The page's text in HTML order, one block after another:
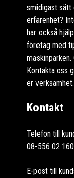
smidigast sätt
erfarenhet?
har också
företag med
Kontakta oss
er verksamhet.
Kontakt
Telefon till
08-556 02 160
E-post till